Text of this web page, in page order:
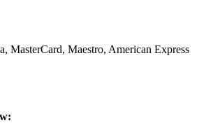
MasterCard, Maestro, American Express